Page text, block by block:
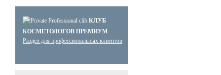
КЛУБ
КОСМЕТОЛОГОВ ПРЕМИУМ
Раздел для профессиональных клиентов